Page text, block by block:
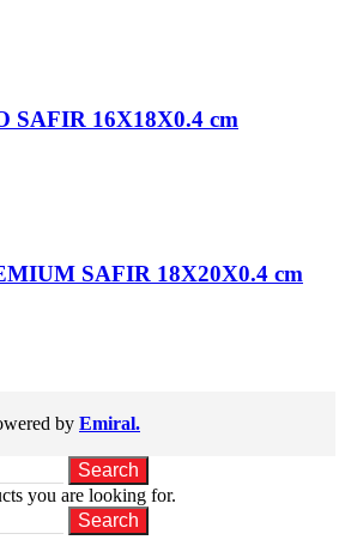
SAFIR 16X18X0.4 cm
SAFIR 18X20X0.4 cm
by Emiral.
Search
you are looking for.
Search